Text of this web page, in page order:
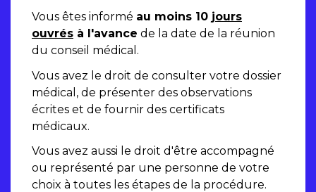
Vous êtes informé au moins 10 jours
ouvrés à l'avance de la date de la réunion
du conseil médical.
Vous avez le droit de consulter votre dossier
médical, de présenter des observations
écrites et de fournir des certificats
médicaux.
Vous avez aussi le droit d'être accompagné
ou représenté par une personne de votre
choix à toutes les étapes de la procédure.